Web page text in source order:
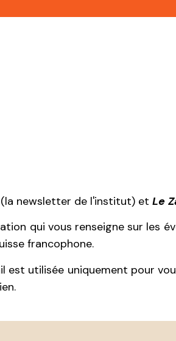
(la newsletter de l'institut) et Le
qui vous renseigne sur les
francophone.
est utilisée uniquement pour